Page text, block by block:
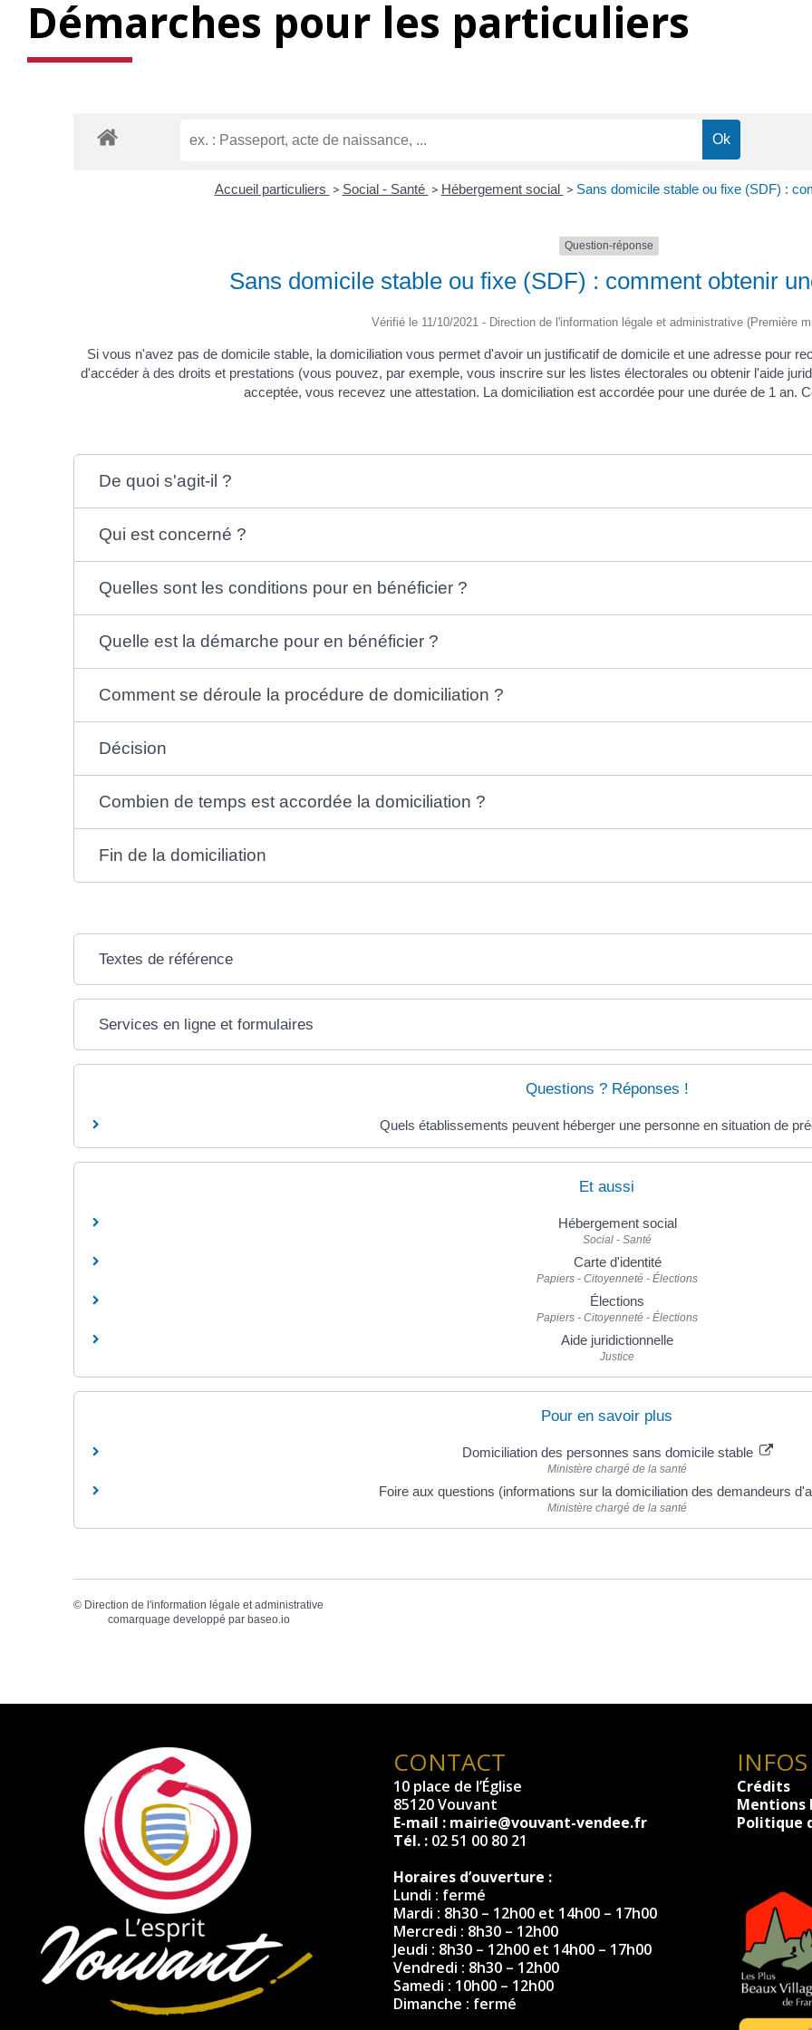
Démarches pour les particuliers
Accueil particuliers > Social - Santé > Hébergement social > Sans domicile stable ou fixe (SDF) :
Question-réponse
Sans domicile stable ou fixe (SDF) : comment obtenir
Vérifié le 11/10/2021 - Direction de l'information légale et administrative (Première
Si vous n'avez pas de domicile stable, la domiciliation vous permet d'avoir un justificatif de domicile et une adresse pour
d'accéder à des droits et prestations (vous pouvez, par exemple, vous inscrire sur les listes électorales ou obtenir l'aide
acceptée, vous recevez une attestation. La domiciliation est accordée pour une durée de 1 an.
De quoi s'agit-il ?
Qui est concerné ?
Quelles sont les conditions pour en bénéficier ?
Quelle est la démarche pour en bénéficier ?
Comment se déroule la procédure de domiciliation ?
Décision
Combien de temps est accordée la domiciliation ?
Fin de la domiciliation
Textes de référence
Services en ligne et formulaires
Questions ? Réponses !
Quels établissements peuvent héberger une personne en situation de
Et aussi
Hébergement social
Social - Santé
Carte d'identité
Papiers - Citoyenneté - Élections
Élections
Papiers - Citoyenneté - Élections
Aide juridictionnelle
Justice
Pour en savoir plus
Domiciliation des personnes sans domicile stable
Ministère chargé de la santé
Foire aux questions (informations sur la domiciliation des demandeurs
Ministère chargé de la santé
© Direction de l'information légale et administrative
comarquage developpé par baseo.io
CONTACT
10 place de l’Église
85120 Vouvant
E-mail : mairie@vouvant-vendee.fr
Tél. :02 51 00 80 21
Horaires d’ouverture :
Lundi : fermé
Mardi : 8h30 – 12h00 et 14h00 – 17h00
Mercredi : 8h30 – 12h00
Jeudi : 8h30 – 12h00 et 14h00 – 17h00
Vendredi : 8h30 – 12h00
Samedi : 10h00 – 12h00
Dimanche : fermé
Crédits
Mentions
Politique